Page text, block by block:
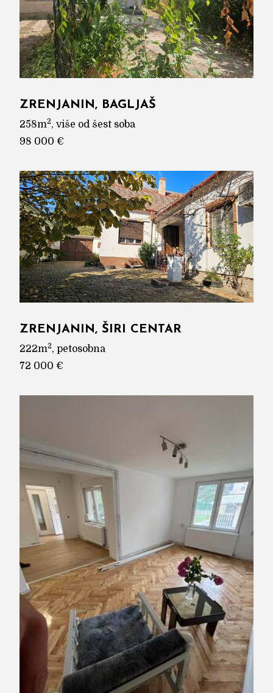
ZRENJANIN, BAGLJAŠ
258m2, više od šest soba
98 000 €
ZRENJANIN, ŠIRI CENTAR
222m2, petosobna
72 000 €